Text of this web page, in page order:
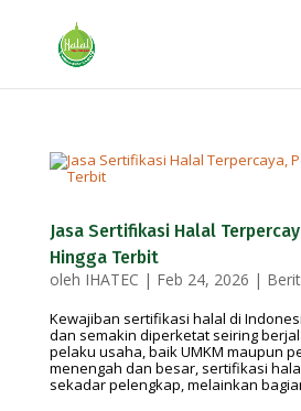
Jasa Sertifikasi Halal
Hingga Terbit
oleh IHATEC | Feb 24, 2026 |
Kewajiban sertifikasi halal di
dan semakin diperketat seiring
pelaku usaha, baik UMKM maupun
menengah dan besar, sertifikasi
sekadar pelengkap, melainkan